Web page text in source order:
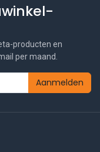
producten en
per maand.
Aanmelden